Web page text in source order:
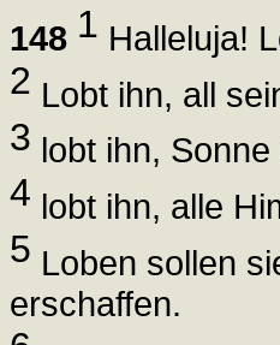
148 1 Halleluja!
2 Lobt ihn, all
3 lobt ihn,
4 lobt ihn, alle
5 Loben sollen
erschaffen.